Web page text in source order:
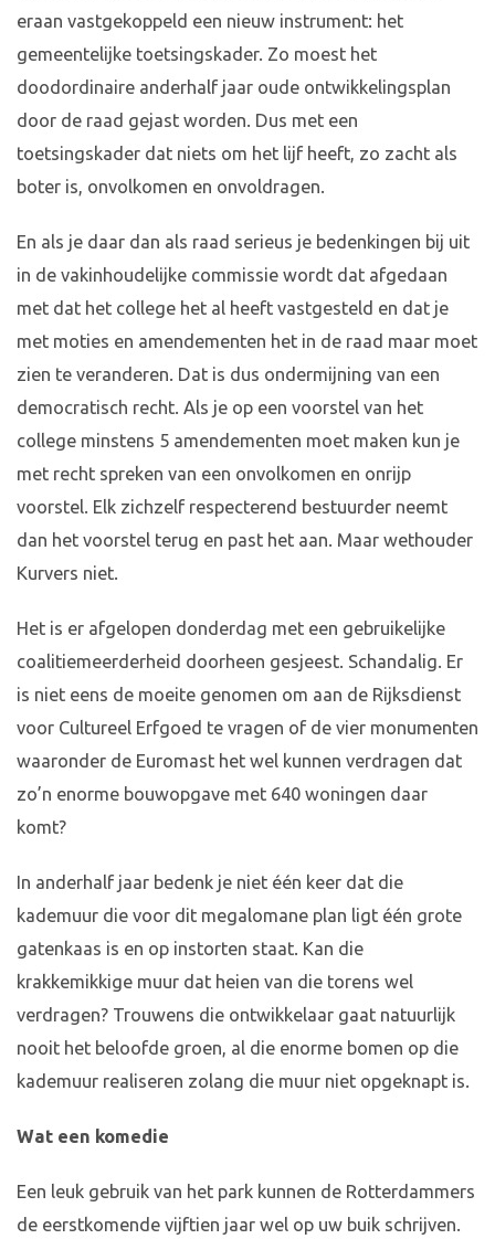
eraan vastgekoppeld een nieuw instrument: het
gemeentelijke toetsingskader. Zo moest het
doodordinaire anderhalf jaar oude ontwikkelingsplan
door de raad gejast worden. Dus met een
toetsingskader dat niets om het lijf heeft, zo zacht als
boter is, onvolkomen en onvoldragen.
En als je daar dan als raad serieus je bedenkingen bij uit
in de vakinhoudelijke commissie wordt dat afgedaan
met dat het college het al heeft vastgesteld en dat je
met moties en amendementen het in de raad maar moet
zien te veranderen. Dat is dus ondermijning van een
democratisch recht. Als je op een voorstel van het
college minstens 5 amendementen moet maken kun je
met recht spreken van een onvolkomen en onrijp
voorstel. Elk zichzelf respecterend bestuurder neemt
dan het voorstel terug en past het aan. Maar wethouder
Kurvers niet.
Het is er afgelopen donderdag met een gebruikelijke
coalitiemeerderheid doorheen gesjeest. Schandalig. Er
is niet eens de moeite genomen om aan de Rijksdienst
voor Cultureel Erfgoed te vragen of de vier monumenten
waaronder de Euromast het wel kunnen verdragen dat
zo’n enorme bouwopgave met 640 woningen daar
komt?
In anderhalf jaar bedenk je niet één keer dat die
kademuur die voor dit megalomane plan ligt één grote
gatenkaas is en op instorten staat. Kan die
krakkemikkige muur dat heien van die torens wel
verdragen? Trouwens die ontwikkelaar gaat natuurlijk
nooit het beloofde groen, al die enorme bomen op die
kademuur realiseren zolang die muur niet opgeknapt is.
Wat een komedie
Een leuk gebruik van het park kunnen de Rotterdammers
de eerstkomende vijftien jaar wel op uw buik schrijven.